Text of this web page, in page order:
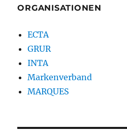
ORGANISATIONEN
ECTA
GRUR
INTA
Markenverband
MARQUES